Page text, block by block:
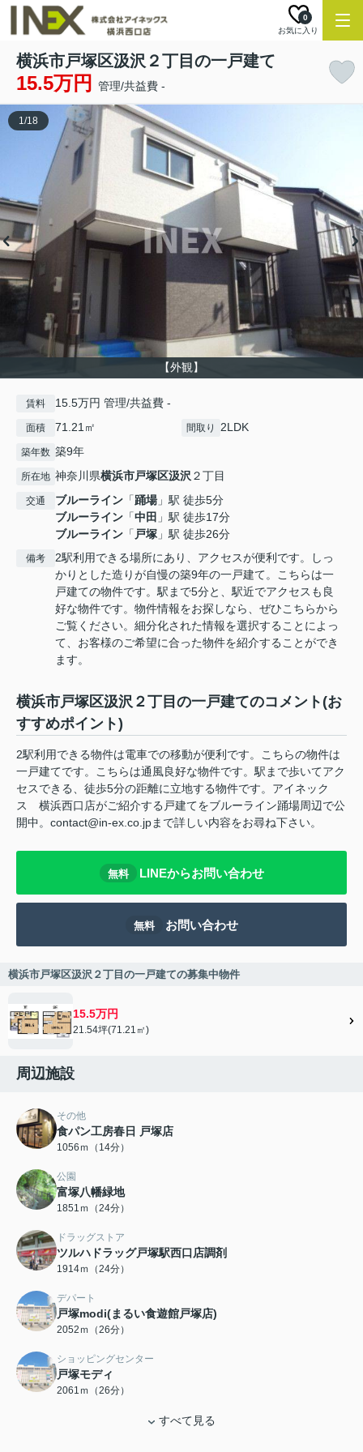
お気に入り
0
横浜市戸塚区汲沢２丁目の一戸建て
15.5万円 管理/共益費 -
【外観】
1/18
賃料 15.5万円 管理/共益費 -
面積 71.21㎡ 間取り 2LDK
築年数 築9年
所在地 神奈川県横浜市戸塚区汲沢２丁目
交通 ブルーライン 「踊場」駅 徒歩5分
ブルーライン 「中田 」駅 徒歩17分
ブルーライン 「 戸塚 」駅 徒歩26分
備考
2駅利用できる場所にあり、アクセスが便利です。しっ
かりとした造りが自慢の築9年の一戸建て。こちらは一
戸建ての物件です。駅まで5分と、駅近でアクセスも良
好な物件です。物件情報をお探しなら、ぜひこちらから
ご覧ください。細分化された情報を選択することによっ
て、お客様のご希望に合った物件を紹介することができ
ます。
横浜市戸塚区汲沢２丁目の一戸建てのコメント(お
すすめポイント)
2駅利用できる物件は電車での移動が便利です。こちらの物件は
一戸建てです。こちらは通風良好な物件です。駅まで歩いてアク
セスできる、徒歩5分の距離に立地する物件です。アイネック
ス 横浜西口店がご紹介する戸建てをブルーライン踊場周辺で公
開中。contact@in-ex.co.jpまで詳しい内容をお尋ね下さい。
無料 LINEからお問い合わせ
無料 お問い合わせ
横浜市戸塚区汲沢２丁目の一戸建ての募集中物件
15.5万円
21.54坪(71.21㎡)
周辺施設
その他
食パン工房春日 戸塚店
1056ｍ（14分）
公園
富塚八幡緑地
1851ｍ（24分）
ドラッグストア
ツルハドラッグ戸塚駅西口店調剤
1914ｍ（24分）
デパート
戸塚modi(まるい食遊館戸塚店)
2052ｍ（26分）
ショッピングセンター
戸塚モディ
2061ｍ（26分）
すべて見る